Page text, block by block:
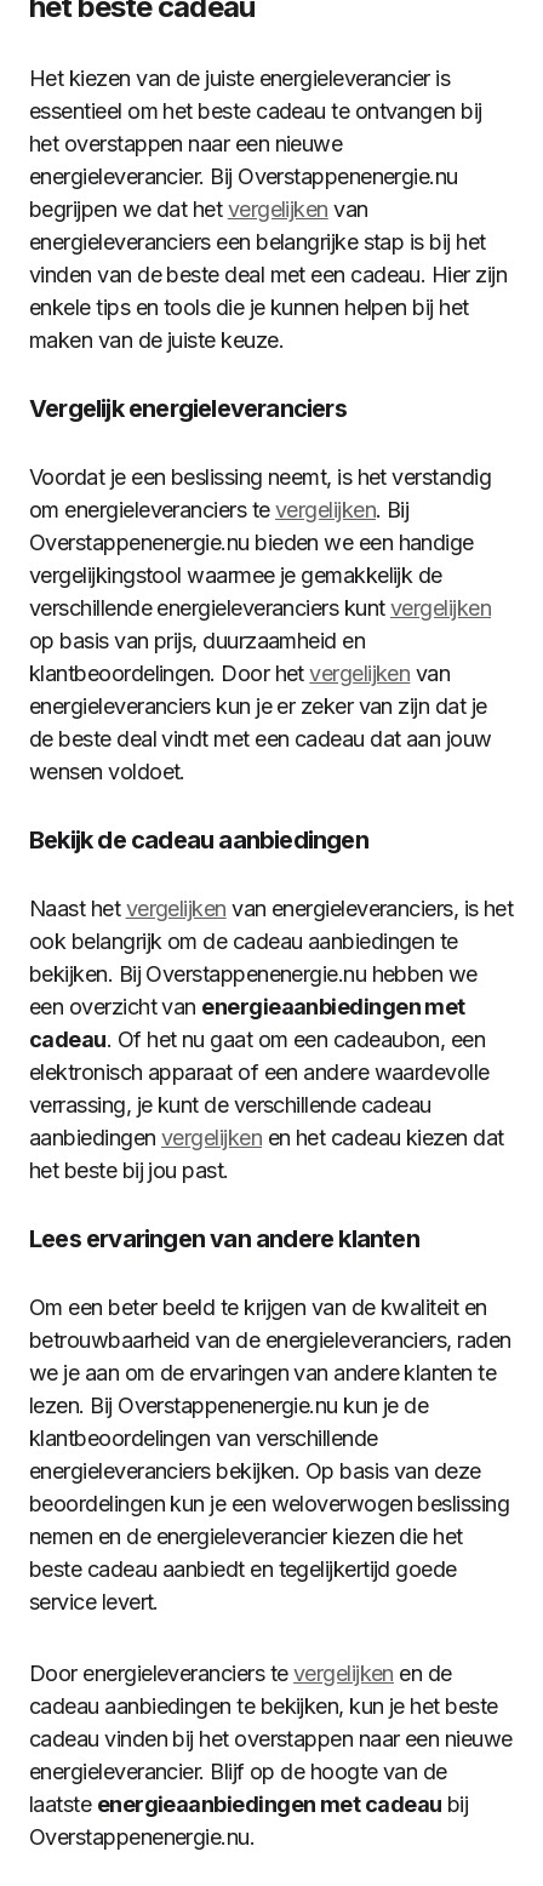
Het kiezen van de juiste energieleverancier is
essentieel om het beste cadeau te ontvangen bij
het overstappen naar een nieuwe
energieleverancier. Bij Overstappenenergie.nu
begrijpen we dat hetvergelijken van
energieleveranciers een belangrijke stap is bij het
vinden van de beste deal met een cadeau. Hier zijn
enkele tips en tools die je kunnen helpen bij het
maken van de juiste keuze.
Vergelijk energieleveranciers
Voordat je een beslissing neemt, is het verstandig
om energieleveranciers tevergelijken. Bij
Overstappenenergie.nu bieden we een handige
vergelijkingstool waarmee je gemakkelijk de
verschillende energieleveranciers kuntvergelijken
op basis van prijs, duurzaamheid en
klantbeoordelingen. Door hetvergelijken van
energieleveranciers kun je er zeker van zijn dat je
de beste deal vindt met een cadeau dat aan jouw
wensen voldoet.
Bekijk de cadeau aanbiedingen
Naast hetvergelijken van energieleveranciers, is het
ook belangrijk om de cadeau aanbiedingen te
bekijken. Bij Overstappenenergie.nu hebben we
een overzicht van energieaanbiedingen met
cadeau. Of het nu gaat om een cadeaubon, een
elektronisch apparaat of een andere waardevolle
verrassing, je kunt de verschillende cadeau
aanbiedingen vergelijken en het cadeau kiezen dat
het beste bij jou past.
Lees ervaringen van andere klanten
Om een beter beeld te krijgen van de kwaliteit en
betrouwbaarheid van de energieleveranciers, raden
we je aan om de ervaringen van andere klanten te
lezen. Bij Overstappenenergie.nu kun je de
klantbeoordelingen van verschillende
energieleveranciers bekijken. Op basis van deze
beoordelingen kun je een weloverwogen beslissing
nemen en de energieleverancier kiezen die het
beste cadeau aanbiedt en tegelijkertijd goede
service levert.
Door energieleveranciers tevergelijken en de
cadeau aanbiedingen te bekijken, kun je het beste
cadeau vinden bij het overstappen naar een nieuwe
energieleverancier. Blijf op de hoogte van de
laatste energieaanbiedingen met cadeau bij
Overstappenenergie.nu.